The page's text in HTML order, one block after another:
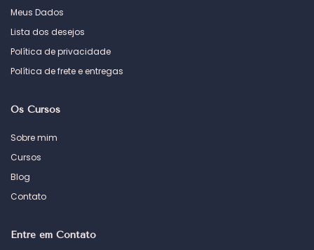
Meus Dados
Lista dos desejos
Política de privacidade
Política de frete e entregas
Os Cursos
Sobre mim
Cursos
Blog
Contato
Entre em Contato